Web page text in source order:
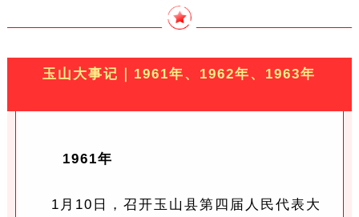
玉山大事记｜1961年、1962年、1963年
1961年
1月10日，召开玉山县第四届人民代表大